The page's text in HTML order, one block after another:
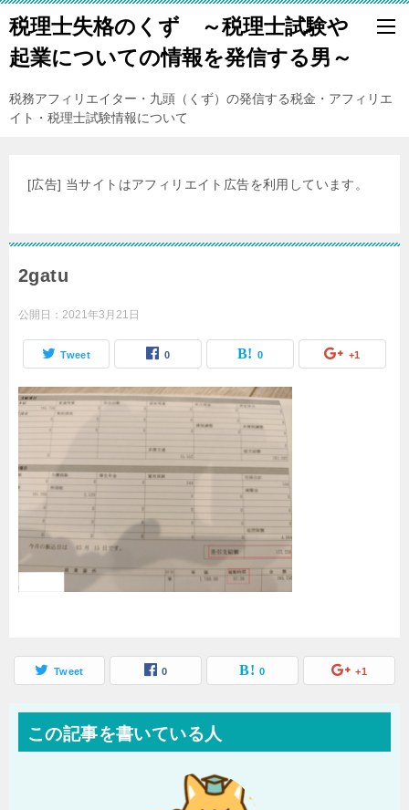
税理士失格のくず ～税理士試験や
起業についての情報を発信する男～
税務アフィリエイター・九頭（くず）の発信する税金・アフィリエ
イト・税理士試験情報について
[広告] 当サイトはアフィリエイト広告を利用しています。
2gatu
公開日： 2021年3月21日
Tweet 0 0 +1
Tweet 0 0 +1
この記事を書いている人